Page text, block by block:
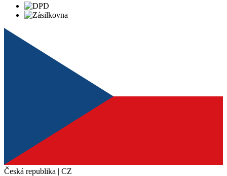
Česká republika | CZ